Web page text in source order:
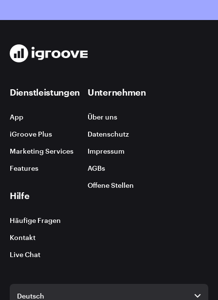
Deutsch
Dienstleistungen
App
iGroove Plus
Marketing Services
Features
Unternehmen
Über uns
Datenschutz
Impressum
AGBs
Offene Stellen
Hilfe
Häufige Fragen
Kontakt
Live Chat